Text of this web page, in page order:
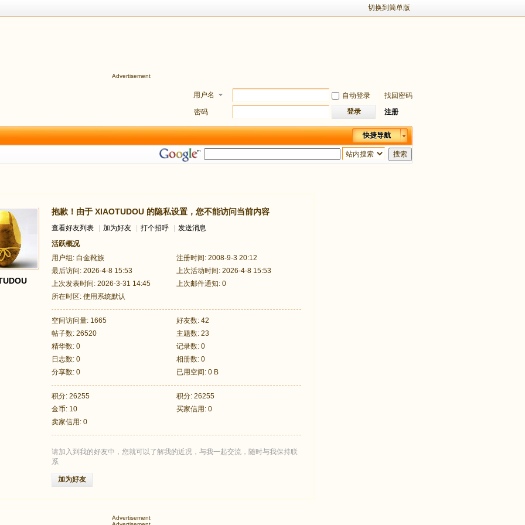
切换到简单版
Advertisement
用户名 自动登录
找回密码
密码
登录 注册
快捷导航
搜索
抱歉！由于 XIAOTUDOU 的隐私设置，您不能访问当前内容
查看好友列表 加为好友 打个招呼
发送消息
活跃概况
用户组: 白金靴族
注册时间: 2008-9-3 20:12
最后访问: 2026-4-8 15:53
上次活动时间: 2026-4-8 15:53
上次发表时间: 2026-3-31 14:45
上次邮件通知: 0
所在时区: 使用系统默认
空间访问量: 1665
好友数: 42
帖子数: 26520
主题数: 23
精华数: 0
记录数: 0
日志数: 0
相册数: 0
分享数: 0
已用空间: 0 B
积分: 26255
积分: 26255
金币: 10
买家信用: 0
卖家信用: 0
请加入到我的好友中，您就可以了解我的近况，与我一起交流，随时与我保持联
系
加为好友
Advertisement